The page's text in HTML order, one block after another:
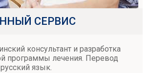
СЕРВИС
консультант и разработка
программы лечения. Перевод
язык.